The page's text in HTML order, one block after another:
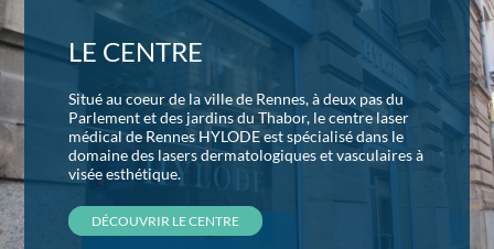
LE CENTRE
Situé au coeur de la ville de Rennes, à deux pas du
Parlement et des jardins du Thabor, le centre laser
médical de Rennes HYLODE est spécialisé dans le
domaine des lasers dermatologiques et vasculaires à
visée esthétique.
DÉCOUVRIR LE CENTRE